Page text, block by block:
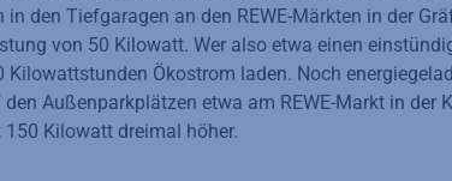
den Tiefgaragen an den REWE-Märkten in der
von 50 Kilowatt. Wer also etwa einen
Kilowattstunden Ökostrom laden. Noch
Außenparkplätzen etwa am REWE-Markt in der
Kilowatt dreimal höher.